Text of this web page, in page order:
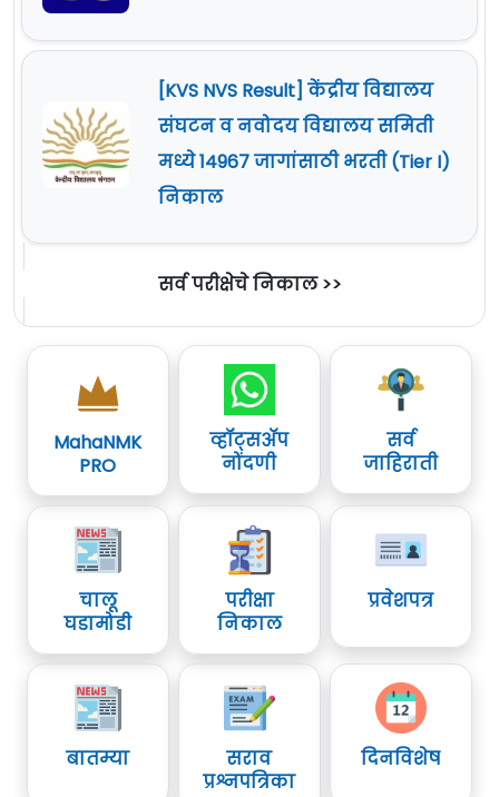
[KVS NVS Result] केंद्रीय विद्यालय
संघटन व नवोदय विद्यालय समिती
मध्ये 14967 जागांसाठी भरती (Tier I)
निकाल
सर्व परीक्षेचे निकाल >>
MahaNMK
PRO
व्हॉट्सॲप
नोंदणी
सर्व
जाहिराती
चालू
घडामोडी
परीक्षा
निकाल
प्रवेशपत्र
बातम्या
सराव
प्रश्नपत्रिका
दिनविशेष